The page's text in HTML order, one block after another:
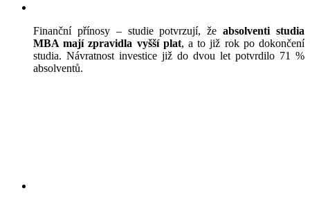
Finanční přínosy – studie potvrzují, žeabsolventi studia
MBA mají zpravidla vyšší plat, a to již rok po dokončení
studia. Návratnost investice již do dvou let potvrdilo 71 %
absolventů.